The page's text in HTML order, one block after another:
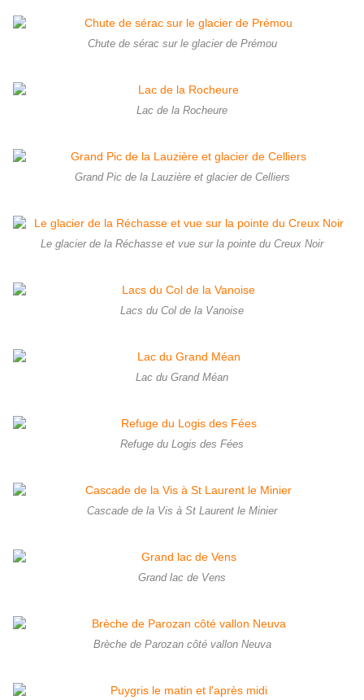
Chute de sérac sur le glacier de Prémou
Lac de la Rocheure
Grand Pic de la Lauzière et glacier de Celliers
Le glacier de la Réchasse et vue sur la pointe du Creux Noir
Lacs du Col de la Vanoise
Lac du Grand Méan
Refuge du Logis des Fées
Cascade de la Vis à St Laurent le Minier
Grand lac de Vens
Brèche de Parozan côté vallon Neuva